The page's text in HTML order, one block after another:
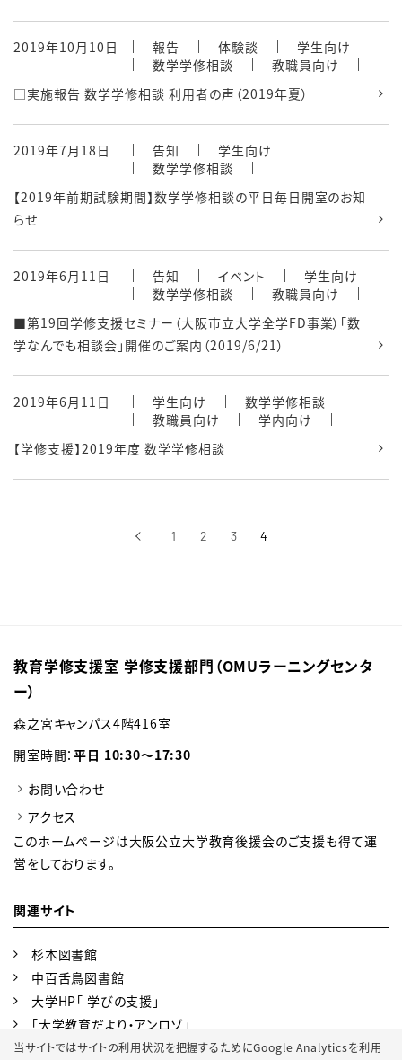
2019年10月10日 報告 体験談
学生向け
数学学修相談
教職員向け
□実施報告 数学学修相談 利用者の声（2019年夏）
2019年7月18日 告知
学生向け
数学学修相談
【2019年前期試験期間】数学学修相談の平日毎日開室のお知
らせ
2019年6月11日 告知 イベント
学生向け
数学学修相談
教職員向け
■第19回学修支援セミナー（大阪市立大学全学FD事業）「数
学なんでも相談会」開催のご案内（2019/6/21）
2019年6月11日 学生向け
数学学修相談
教職員向け
学内向け
【学修支援】2019年度 数学学修相談
‹前へ 1 2 3 4
当サイトではサイトの利用状況を把握するためにGoogle Analyticsを利用
教育学修支援室 学修支援部門（OMUラーニングセンタ
ー）
森之宮キャンパス4階416室
開室時間：平日 10:30～17:30
お問い合わせ
アクセス
このホームページは大阪公立大学教育後援会のご支援も得て運
営をしております。
関連サイト
杉本図書館
中百舌鳥図書館
大学HP「 学びの支援」
「大学教育だより・アンロゾ」
高等教育研究開発センター